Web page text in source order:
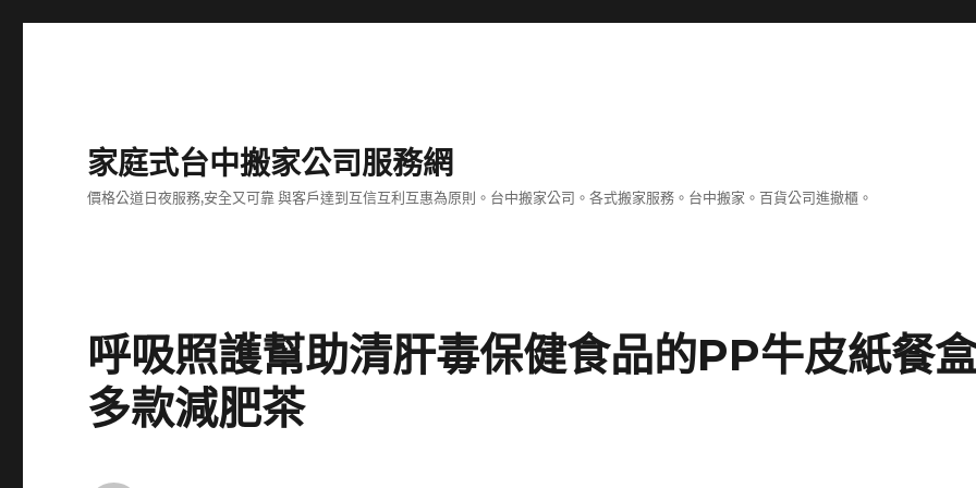
家庭式台中搬家公司服務網
價格公道日夜服務,安全又可靠 與客戶達到互信互利互惠為原則。台中搬家公司。各式搬家服務。台中搬家。百貨公司進撤櫃。
呼吸照護幫助清肝毒保健食品的PP牛皮紙餐
多款減肥茶